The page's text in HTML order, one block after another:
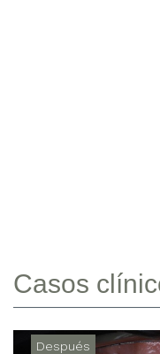
Casos
Después